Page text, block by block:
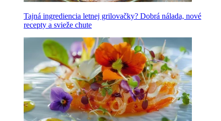
Tajná ingrediencia letnej grilovačky? Dobrá nálada, nové
recepty a svieže chute